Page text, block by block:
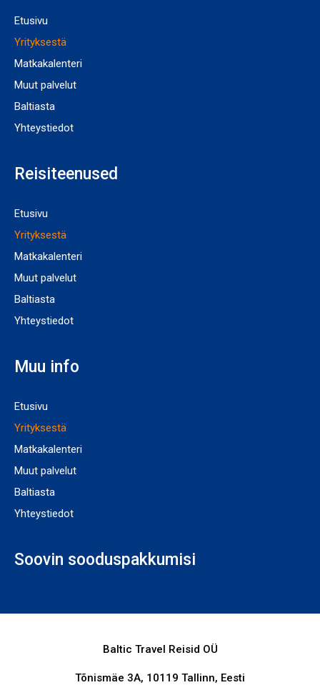
Etusivu
Yrityksestä
Matkakalenteri
Muut palvelut
Baltiasta
Yhteystiedot
Reisiteenused
Etusivu
Yrityksestä
Matkakalenteri
Muut palvelut
Baltiasta
Yhteystiedot
Muu info
Etusivu
Yrityksestä
Matkakalenteri
Muut palvelut
Baltiasta
Yhteystiedot
Soovin sooduspakkumisi
Baltic Travel Reisid OÜ
Tõnismäe 3A, 10119 Tallinn, Eesti